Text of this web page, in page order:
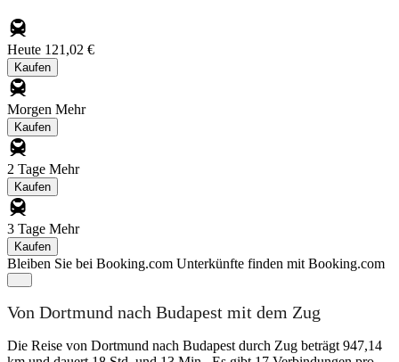
Heute 121,02 €
Kaufen
Morgen Mehr
Kaufen
2 Tage Mehr
Kaufen
3 Tage Mehr
Kaufen
Bleiben Sie bei Booking.com Unterkünfte finden mit Booking.com
Von Dortmund nach Budapest mit dem Zug
Die Reise von Dortmund nach Budapest durch Zug beträgt 947,14